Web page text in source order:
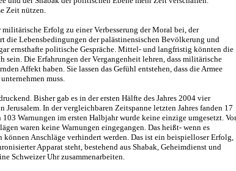
Zeit nützen.
Erfolg zu einer Verbesserung der Moral bei, der
die Lebensbedingungen der palästinensischen Bevölkerung und
ernsthafte politische Gespräche. Mittel- und langfristig könnten die
sein. Die Erfahrungen der Vergangenheit lehren, dass militärische
Affekt haben. Sie lassen das Gefühl entstehen, dass die Armee
muss.
Bisher gab es in der ersten Hälfte des Jahres 2004 vier
Jerusalem. In der vergleichbaren Zeitspanne letzten Jahres fanden 17
103 Warnungen im ersten Halbjahr wurde keine einzige umgesetzt. Vor
waren keine Warnungen eingegangen. Das heißt- wenn es
Anschläge verhindert werden. Das ist ein beispielloser Erfolg,
Apparat steht, bestehend aus Shabak, Geheimdienst und
Schweizer Uhr zusammenarbeiten.